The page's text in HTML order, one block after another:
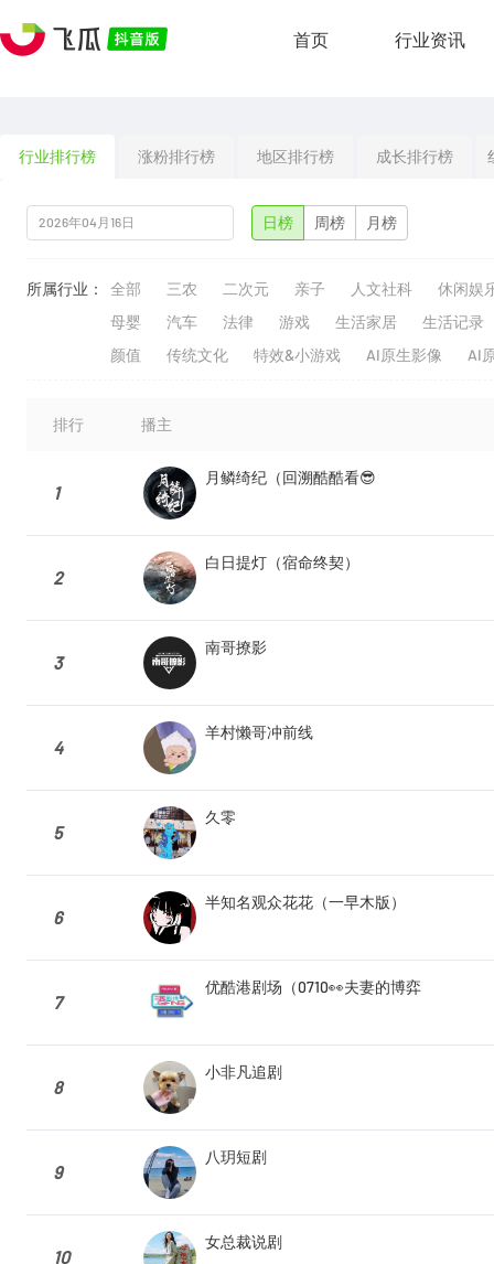
首页 行业资讯
行业排行榜 涨粉排行榜 地区排行榜 成长排行榜
日榜 周榜 月榜
所属行业： 全部 三农 二次元 亲子 人文社科
休闲娱
母婴
汽车 法律 游戏 生活家居
生活记录
颜值
传统文化 特效&小游戏 AI原生影像 AI
排行 播主
1
月鳞绮纪（回溯酷酷看😎
2
白日提灯（宿命终契）
3
南哥撩影
4
羊村懒哥冲前线
5
久零
6
半知名观众花花（一早木版）
7
优酷港剧场（0710👀夫妻的博弈
8
小非凡追剧
9
八玥短剧
10
女总裁说剧